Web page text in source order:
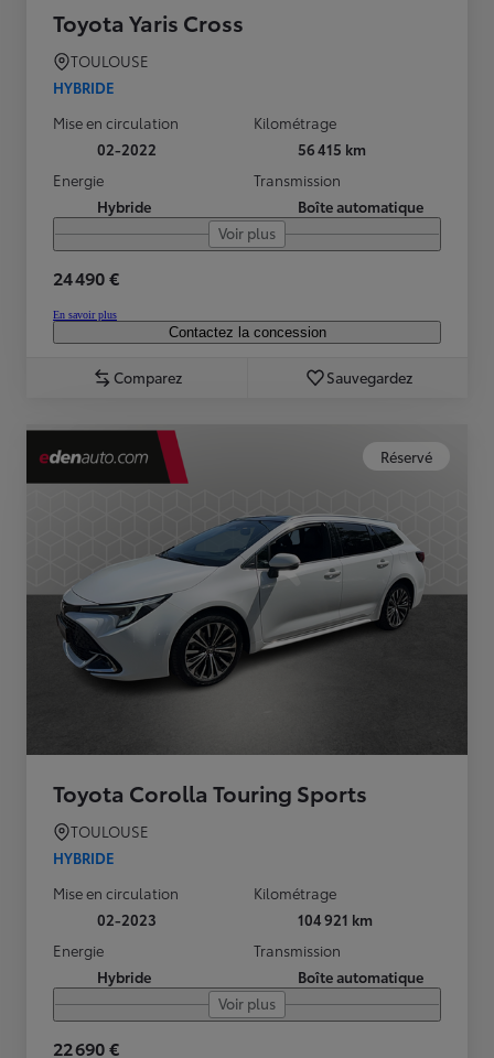
Toyota Yaris Cross
TOULOUSE
HYBRIDE
Mise en circulation
02-2022
Kilométrage
56 415 km
Energie
Hybride
Transmission
Boîte automatique
Voir plus
24 490 €
En savoir plus
Contactez la concession
Comparez Sauvegardez
Réservé
Toyota Corolla Touring Sports
TOULOUSE
HYBRIDE
Mise en circulation
02-2023
Kilométrage
104 921 km
Energie
Hybride
Transmission
Boîte automatique
Voir plus
22 690 €